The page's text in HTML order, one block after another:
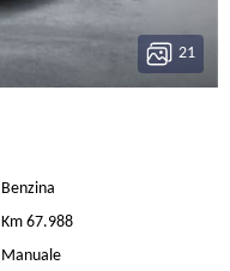
21
Benzina
Km 67.988
Manuale